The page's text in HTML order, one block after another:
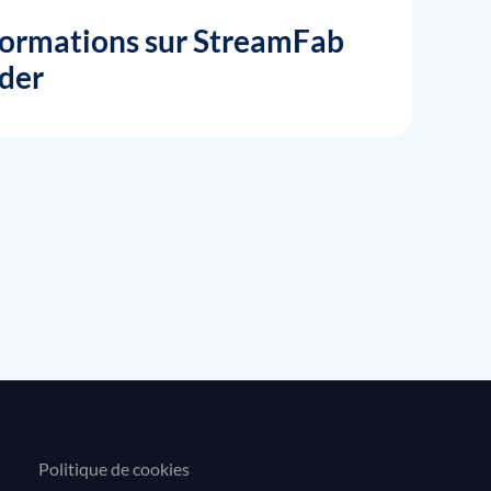
sur StreamFab
Politique de cookies